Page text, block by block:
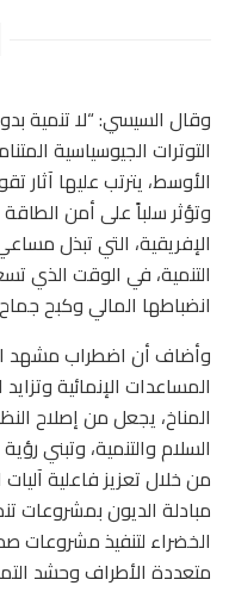
وقال السيسي: “لا تنمية
التوترات الجيوسياسية
الأوسط، يترتب عليها آثار
وتؤثر سلباً على أمن
الإفريقية، التي تبذل
التنمية، في الوقت الذي
انضباطها المالي وكبح
وأضاف أن اضطراب مشهد
المساعدات الإنمائية
المناخ، يجعل من إصلاح
السلام والتنمية، وتبني
من خلال تعزيز فاعلية
مبادلة الديون بمشروعات
الخضراء لتنفيذ مشروعات
متعددة الأطراف وحشد